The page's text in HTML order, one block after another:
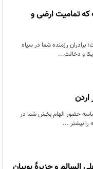
که تمامیت ارضی و
رزمنده شما در سپاه
و دخالت...
اردن
حضور الهام بخش شما در
را بیشتر ...